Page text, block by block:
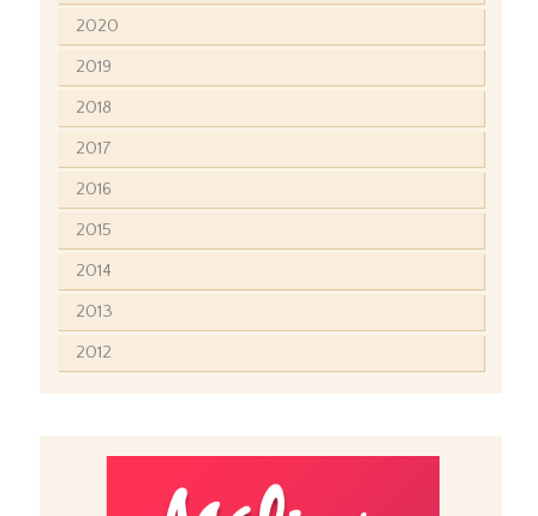
2020
2019
2018
2017
2016
2015
2014
2013
2012